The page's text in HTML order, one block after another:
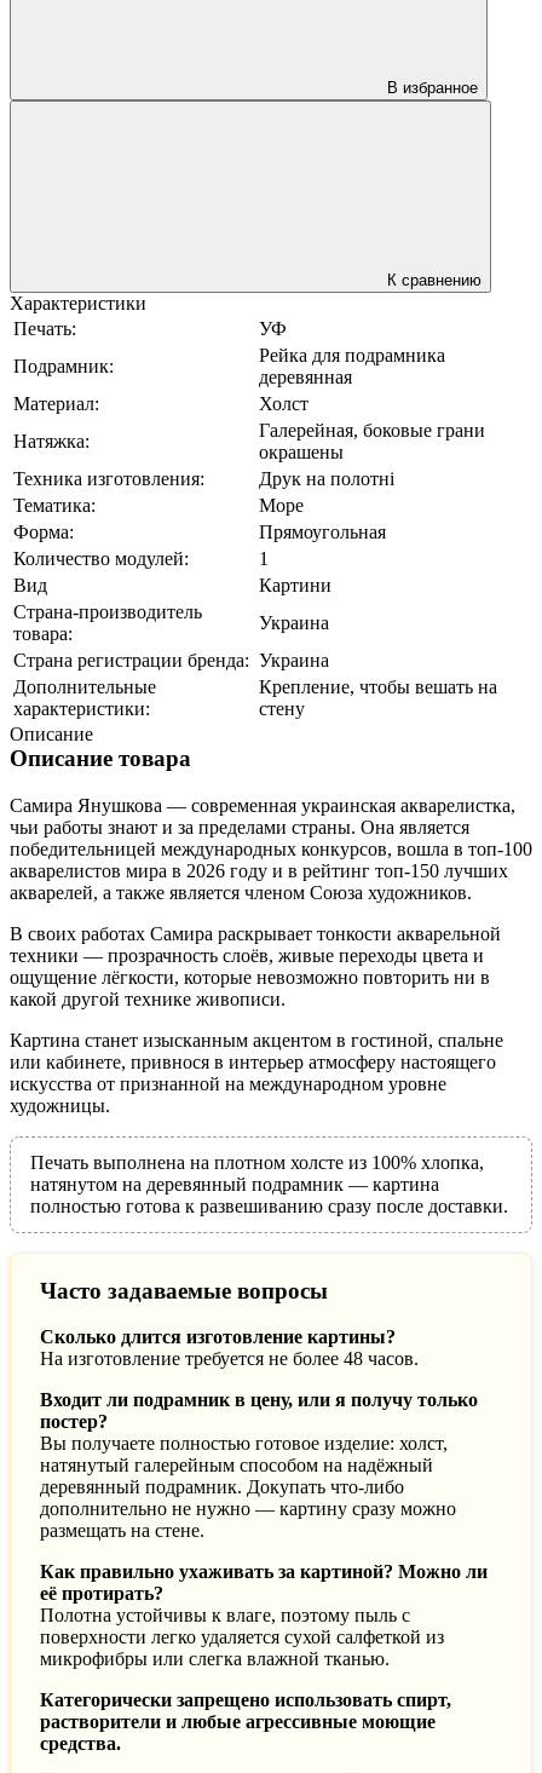
В избранное
К сравнению
Характеристики
Печать:
УФ
Подрамник:
Рейка для подрамника
деревянная
Материал:
Холст
Натяжка:
Галерейная, боковые грани
окрашены
Техника изготовления:
Друк на полотні
Тематика:
Море
Форма:
Прямоугольная
Количество модулей:
1
Вид
Картини
Страна-производитель
товара:
Украина
Страна регистрации бренда: Украина
Дополнительные
характеристики:
Крепление, чтобы вешать на
стену
Описание
Описание товара
Самира Янушкова — современная украинская акварелистка,
чьи работы знают и за пределами страны. Она является
победительницей международных конкурсов, вошла в топ-100
акварелистов мира в 2026 году и в рейтинг топ-150 лучших
акварелей, а также является членом Союза художников.
В своих работах Самира раскрывает тонкости акварельной
техники — прозрачность слоёв, живые переходы цвета и
ощущение лёгкости, которые невозможно повторить ни в
какой другой технике живописи.
Картина станет изысканным акцентом в гостиной, спальне
или кабинете, привнося в интерьер атмосферу настоящего
искусства от признанной на международном уровне
художницы.
Печать выполнена на плотном холсте из 100% хлопка,
натянутом на деревянный подрамник — картина
полностью готова к развешиванию сразу после доставки.
Часто задаваемые вопросы
Сколько длится изготовление картины?
На изготовление требуется не более 48 часов.
Входит ли подрамник в цену, или я получу только
постер?
Вы получаете полностью готовое изделие: холст,
натянутый галерейным способом на надёжный
деревянный подрамник. Докупать что-либо
дополнительно не нужно — картину сразу можно
размещать на стене.
Как правильно ухаживать за картиной? Можно ли
её протирать?
Полотна устойчивы к влаге, поэтому пыль с
поверхности легко удаляется сухой салфеткой из
микрофибры или слегка влажной тканью.
Категорически запрещено использовать спирт,
растворители и любые агрессивные моющие
средства.